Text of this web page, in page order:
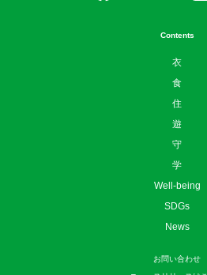
守
学
Well-being
SDGs
News
お問い合わせ
ニュースリリースはこ
広告掲載について
利用規約
サイトマップ